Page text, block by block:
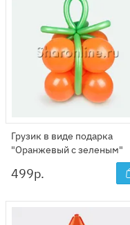
Грузик в виде подарка
"Оранжевый с зеленым"
499р.